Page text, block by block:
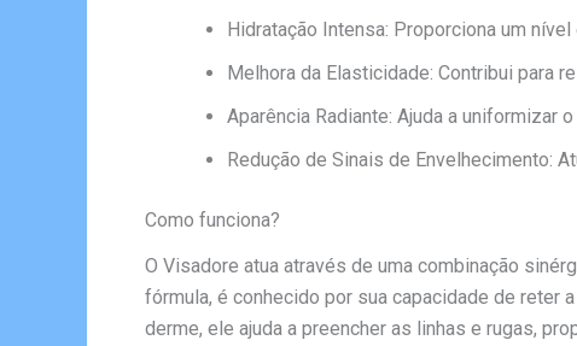
Hidratação Intensa: Proporciona um
Melhora da Elasticidade: Contribui para
Aparência Radiante: Ajuda a uniformizar
Redução de Sinais de Envelhecimento:
Como funciona?
O Visadore atua através de uma combinação
fórmula, é conhecido por sua capacidade de reter
derme, ele ajuda a preencher as linhas e rugas,